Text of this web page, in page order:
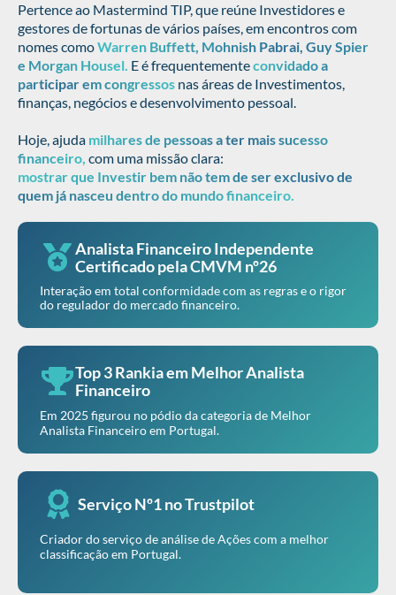
Pertence ao Mastermind TIP, que reúne Investidores e
gestores de fortunas de vários países, em encontros com
nomes comoWarren Buffett, Mohnish Pabrai, Guy Spier
e Morgan Housel. E é frequentementeconvidado a
participar em congressos nas áreas de Investimentos,
finanças, negócios e desenvolvimento pessoal.
Hoje, ajuda milhares de pessoas a ter mais sucesso
financeiro, com uma missão clara:
mostrar que Investir bem não tem de ser exclusivo de
quem já nasceu dentro do mundo financeiro.
Analista Financeiro Independente
Certificado pela CMVM nº26
Interação em total conformidade com as regras e o rigor
do regulador do mercado financeiro.
Top 3 Rankia em Melhor Analista
Financeiro
Em 2025 figurou no pódio da categoria de Melhor
Analista Financeiro em Portugal.
Serviço Nº1 no Trustpilot
Criador do serviço de análise de Ações com a melhor
classificação em Portugal.